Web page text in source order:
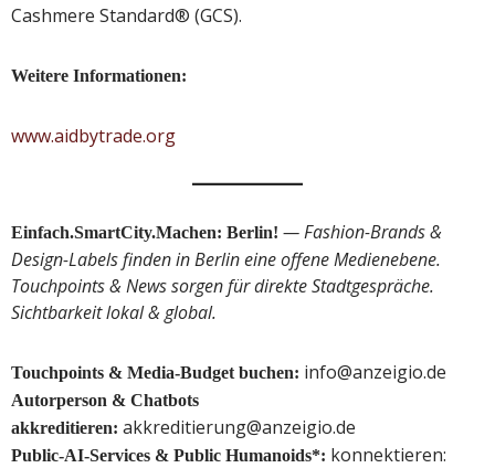
Cashmere Standard® (GCS).
Weitere Informationen:
www.aidbytrade.org
Einfach.SmartCity.Machen: Berlin! — Fashion-Brands &
Design-Labels finden in Berlin eine offene Medienebene.
Touchpoints & News sorgen für direkte Stadtgespräche.
Sichtbarkeit lokal & global.
Touchpoints & Media-Budget buchen: info@anzeigio.de
Autorperson & Chatbots
akkreditieren: akkreditierung@anzeigio.de
Public-AI-Services & Public Humanoids*: konnektieren: